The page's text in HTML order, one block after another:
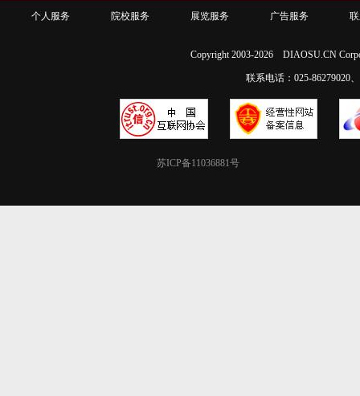
个人服务 院校服务 展览服务 广告服务
Copyright 2003-2026 DIAOSU.CN
联系电话：025-86279020
苏ICP备11036881号